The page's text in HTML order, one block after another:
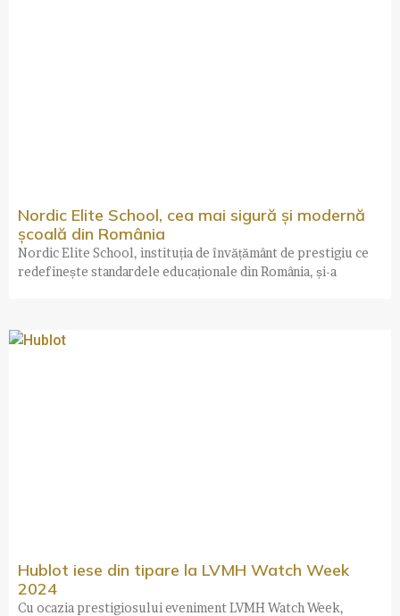
Nordic Elite School, cea mai sigură și modernă
școală din România
Nordic Elite School, instituția de învățământ de prestigiu ce
redefinește standardele educaționale din România, și-a
Hublot iese din tipare la LVMH Watch Week
2024
Cu ocazia prestigiosului eveniment LVMH Watch Week,